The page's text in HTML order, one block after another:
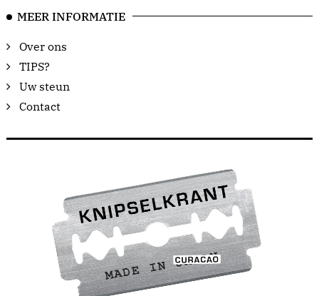
MEER INFORMATIE
Over ons
TIPS?
Uw steun
Contact